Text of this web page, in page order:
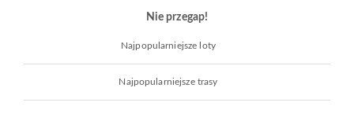
Nie przegap!
Najpopularniejsze loty
Najpopularniejsze trasy